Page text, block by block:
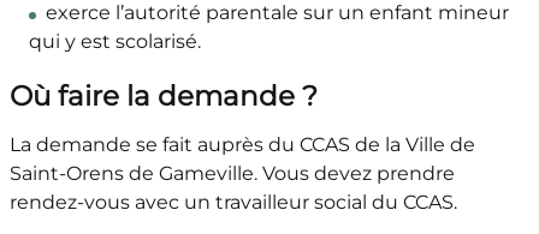
exerce l’autorité parentale sur un enfant mineur
qui y est scolarisé.
Où faire la demande ?
La demande se fait auprès du CCAS de la Ville de
Saint-Orens de Gameville. Vous devez prendre
rendez-vous avec un travailleur social du CCAS.